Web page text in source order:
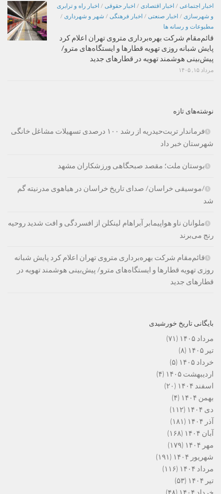
اخبار اجتماعی / اخبار اقتصادی / اخبار حقوقی / اخبار راه و ترابری
و شهرسازی / اخبار صنعتی / اخبار فرهنگی / شهر و شهرداری /
مطبوعات و رسانه ها
قائم‌مقام شرکت بهره‌برداری متروی تهران اعلام کرد
پایش شبانه روزی تهویه قطارها و ایستگاه‌های مترو/
پیش‌بینی هوشمند تهویه در قطارهای جدید
مرداد ۱۵, ۱۴۰۵
نوشته‌های تازه
فرماندار تربت‌حیدریه از رشد ۱۰۰ درصدی تسهیلات مشاغل خانگی
شهرستان خبر داد
بوستان ملت؛ مقصد صبحگاهی ورزشکاران مشهد
/موسیقی خراسان/ صدای تاریخ خراسان در هیاهوی مدرنیته گم
شد
ملوانان ناو هواپیمابر آبراهام لینکلن از افسردگی و افت شدید روحیه
رنج می‌برند
قائم‌مقام شرکت بهره‌برداری متروی تهران اعلام کرد پایش شبانه
روزی تهویه قطارها و ایستگاه‌های مترو/ پیش‌بینی هوشمند تهویه در
قطارهای جدید
بایگانی تاریخ خورشیدی
مرداد ۱۴۰۵
(۷۱)
تیر ۱۴۰۵
(۸)
خرداد ۱۴۰۵
(۵)
اردیبهشت ۱۴۰۵
(۴)
اسفند ۱۴۰۴
(۲۰)
بهمن ۱۴۰۴
(۴)
دی ۱۴۰۴
(۱۱۲)
آذر ۱۴۰۴
(۱۸۱)
آبان ۱۴۰۴
(۱۶۸)
مهر ۱۴۰۴
(۱۷۹)
شهریور ۱۴۰۴
(۱۹۱)
مرداد ۱۴۰۴
(۱۱۶)
تیر ۱۴۰۴
(۵۳)